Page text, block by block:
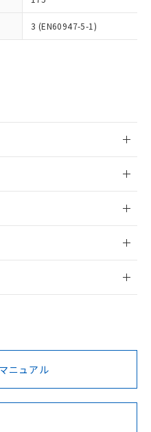
3 (EN60947-5-1)
員登録
だく前に、以下を必ずお読
BV型式承認
（フランス
KR型式
（韓国
ニュアル
サイト上で当社にご
トについて、当社
て"
の「1.共同利
ンロード
当社基準）
非含有を証明す
含有を証明する
ル酸エステル類４
了までの期間は出
在庫切替を完了
のことがない限
割愛しておりま
社販売部門へお問